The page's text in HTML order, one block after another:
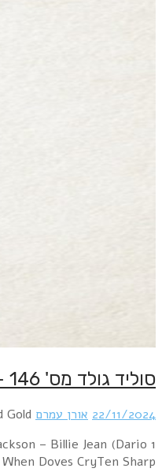
2023
Miles – Children (Dj